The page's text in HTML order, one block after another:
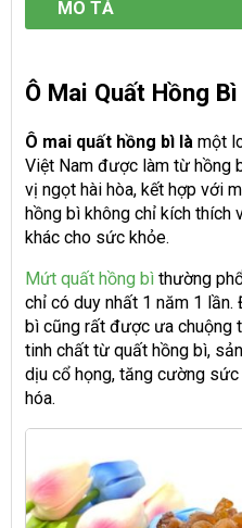
MÔ TẢ
Ô Mai Quất Hồng
Ô mai quất hồng bì là một
Việt Nam được làm từ hồng
vị ngọt hài hòa, kết hợp với
hồng bì không chỉ kích thích
khác cho sức khỏe.
Mứt quất hồng bì thường
chỉ có duy nhất 1 năm 1
bì cũng rất được ưa chuộng
tinh chất từ quất hồng bì,
dịu cổ họng, tăng cường
hóa.